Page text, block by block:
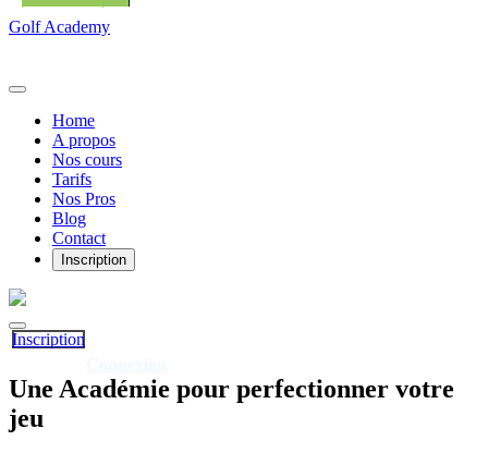
Golf Academy
Home
A propos
Nos cours
Tarifs
Nos Pros
Blog
Contact
Inscription
Inscription
Une Académie pour perfectionner votre
jeu